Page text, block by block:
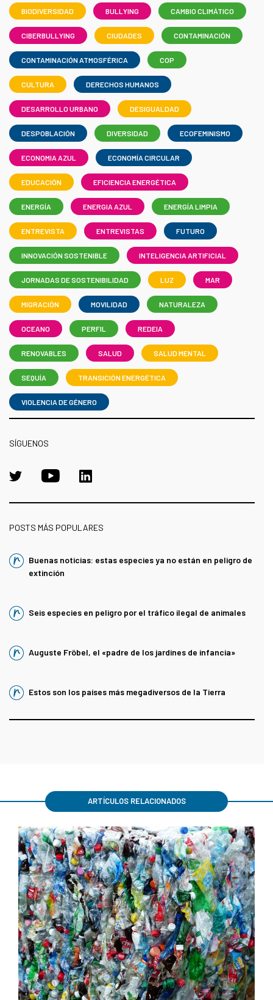
BIODIVERSIDAD BULLYING CAMBIO CLIMÁTICO
CIBERBULLYING CIUDADES CONTAMINACIÓN
CONTAMINACIÓN ATMOSFÉRICA COP
CULTURA DERECHOS HUMANOS
DESARROLLO URBANO DESIGUALDAD
DESPOBLACIÓN DIVERSIDAD ECOFEMINISMO
ECONOMIA AZUL ECONOMÍA CIRCULAR
EDUCACIÓN EFICIENCIA ENERGÉTICA
ENERGÍA ENERGIA AZUL ENERGÍA LIMPIA
ENTREVISTA ENTREVISTAS FUTURO
INNOVACIÓN SOSTENIBLE INTELIGENCIA ARTIFICIAL
JORNADAS DE SOSTENIBILIDAD LUZ MAR
MIGRACIÓN MOVILIDAD NATURALEZA
OCEANO PERFIL REDEIA
RENOVABLES SALUD SALUD MENTAL
SEQUÍA TRANSICIÓN ENERGÉTICA
VIOLENCIA DE GÉNERO
SÍGUENOS
POSTS MÁS POPULARES
Buenas noticias: estas especies ya no están en peligro de
extinción
Seis especies en peligro por el tráfico ilegal de animales
Auguste Fröbel, el «padre de los jardines de infancia»
Estos son los países más megadiversos de la Tierra
ARTÍCULOS RELACIONADOS